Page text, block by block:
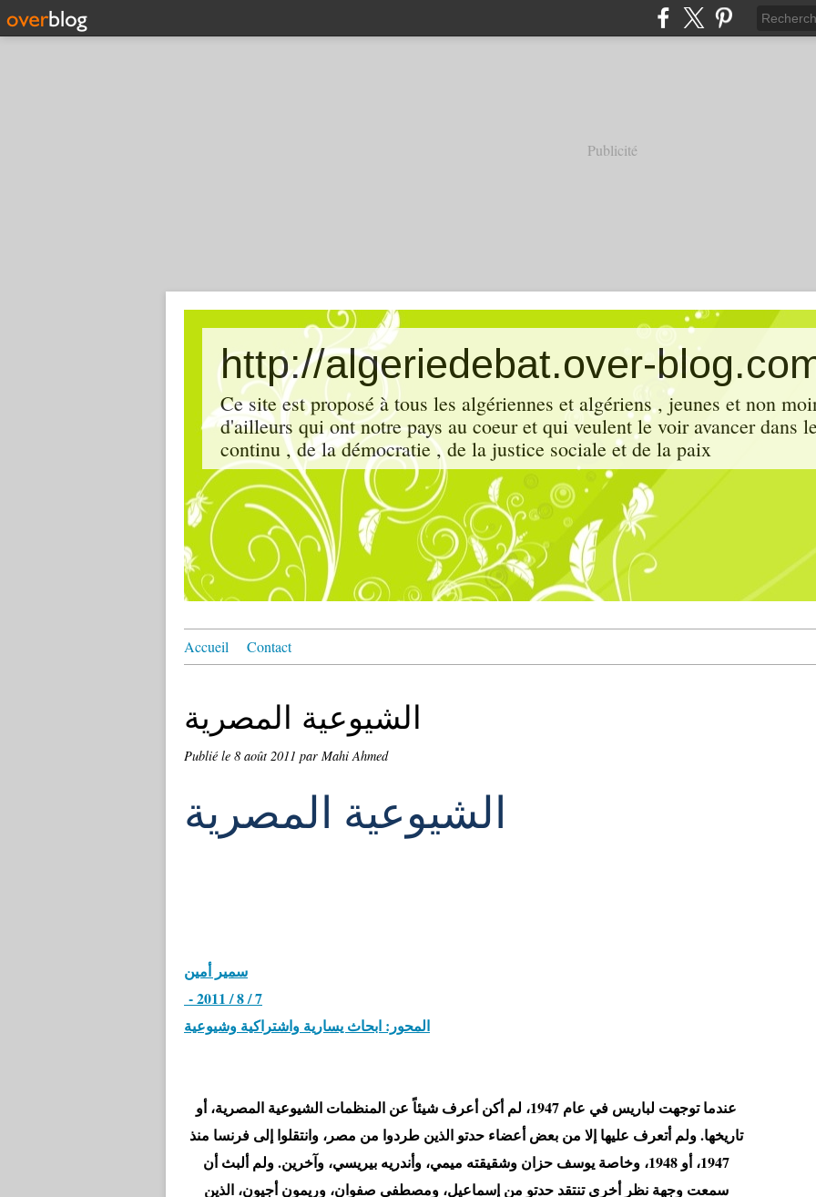
Publicité
http://algeriedebat.over-
Ce site est proposé à tous les algériennes et algériens , jeunes et non
d'ailleurs qui ont notre pays au coeur et qui veulent le voir avancer dans
continu , de la démocratie , de la justice sociale et de la paix
Accueil Contact
الشيوعية المصرية
Publié le 8 août 2011 par Mahi Ahmed
الشيوعية المصرية
سمير أمين
- 2011 / 8 / 7
المحور: ابحاث يسارية واشتراكية وشيوعية
عندما توجهت لباريس في عام 1947، لم أكن أعرف شيئاً عن المنظمات الشيوعية المصرية، أو
تاريخها. ولم أتعرف عليها إلا من بعض أعضاء حدتو الذين طردوا من مصر، وانتقلوا إلى فرنسا منذ
1947، أو 1948، وخاصة يوسف حزان وشقيقته ميمي، وأندريه بيريسي، وآخرين. ولم ألبث أن
سمعت وجهة نظر أخرى تنتقد حدتو من إسماعيل، ومصطفى صفوان، وريمون أجيون، الذين